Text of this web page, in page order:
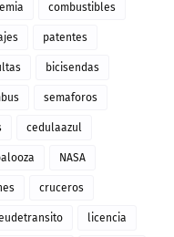
combustibles
patentes
bicisendas
semaforos
cedulaazul
NASA
cruceros
licencia